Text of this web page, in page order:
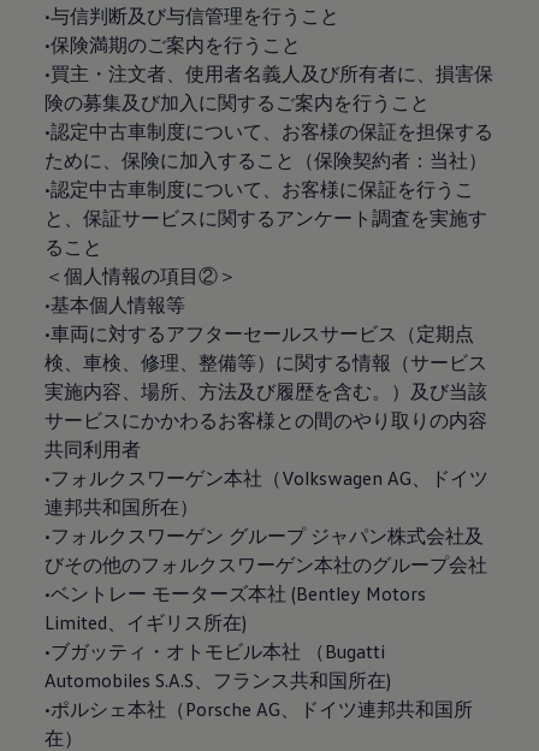
•与信判断及び与信管理を行うこと
•保険満期のご案内を行うこと
•買主・注文者、使用者名義人及び所有者に、損害保
険の募集及び加入に関するご案内を行うこと
•認定中古車制度について、お客様の保証を担保する
ために、保険に加入すること（保険契約者：当社）
•認定中古車制度について、お客様に保証を行うこ
と、保証サービスに関するアンケート調査を実施す
ること
＜個人情報の項目②＞
•基本個人情報等
•車両に対するアフターセールスサービス（定期点
検、車検、修理、整備等）に関する情報（サービス
実施内容、場所、方法及び履歴を含む。）及び当該
サービスにかかわるお客様との間のやり取りの内容
共同利用者
•フォルクスワーゲン本社（Volkswagen AG、ドイツ
連邦共和国所在）
•フォルクスワーゲン グループ ジャパン株式会社及
びその他のフォルクスワーゲン本社のグループ会社
•ベントレー モーターズ本社 (Bentley Motors
Limited、イギリス所在)
•ブガッティ・オトモビル本社 （Bugatti
Automobiles S.A.S、フランス共和国所在)
•ポルシェ本社（Porsche AG、ドイツ連邦共和国所
在）